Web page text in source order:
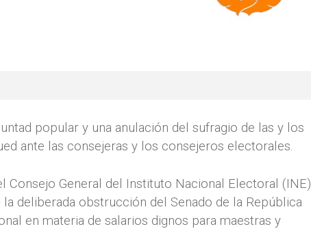
popular y una anulación del sufragio de las y los
ante las consejeras y los consejeros electorales.
Consejo General del Instituto Nacional Electoral (INE)
deliberada obstrucción del Senado de la República
en materia de salarios dignos para maestras y